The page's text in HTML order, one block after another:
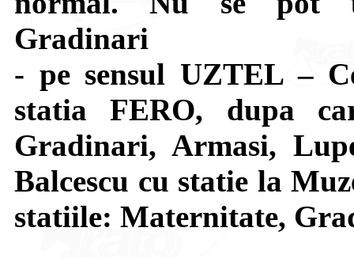
Gradinari
- pe sensul UZTEL –
statia FERO, dupa
Gradinari, Armasi,
Balcescu cu statie la
statiile: Maternitate,